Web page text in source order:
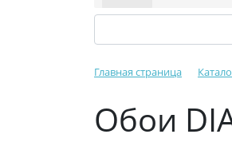
Главная страница
Обои